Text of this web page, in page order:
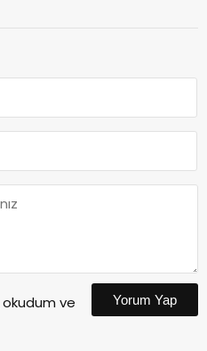
okudum ve
Yorum Yap